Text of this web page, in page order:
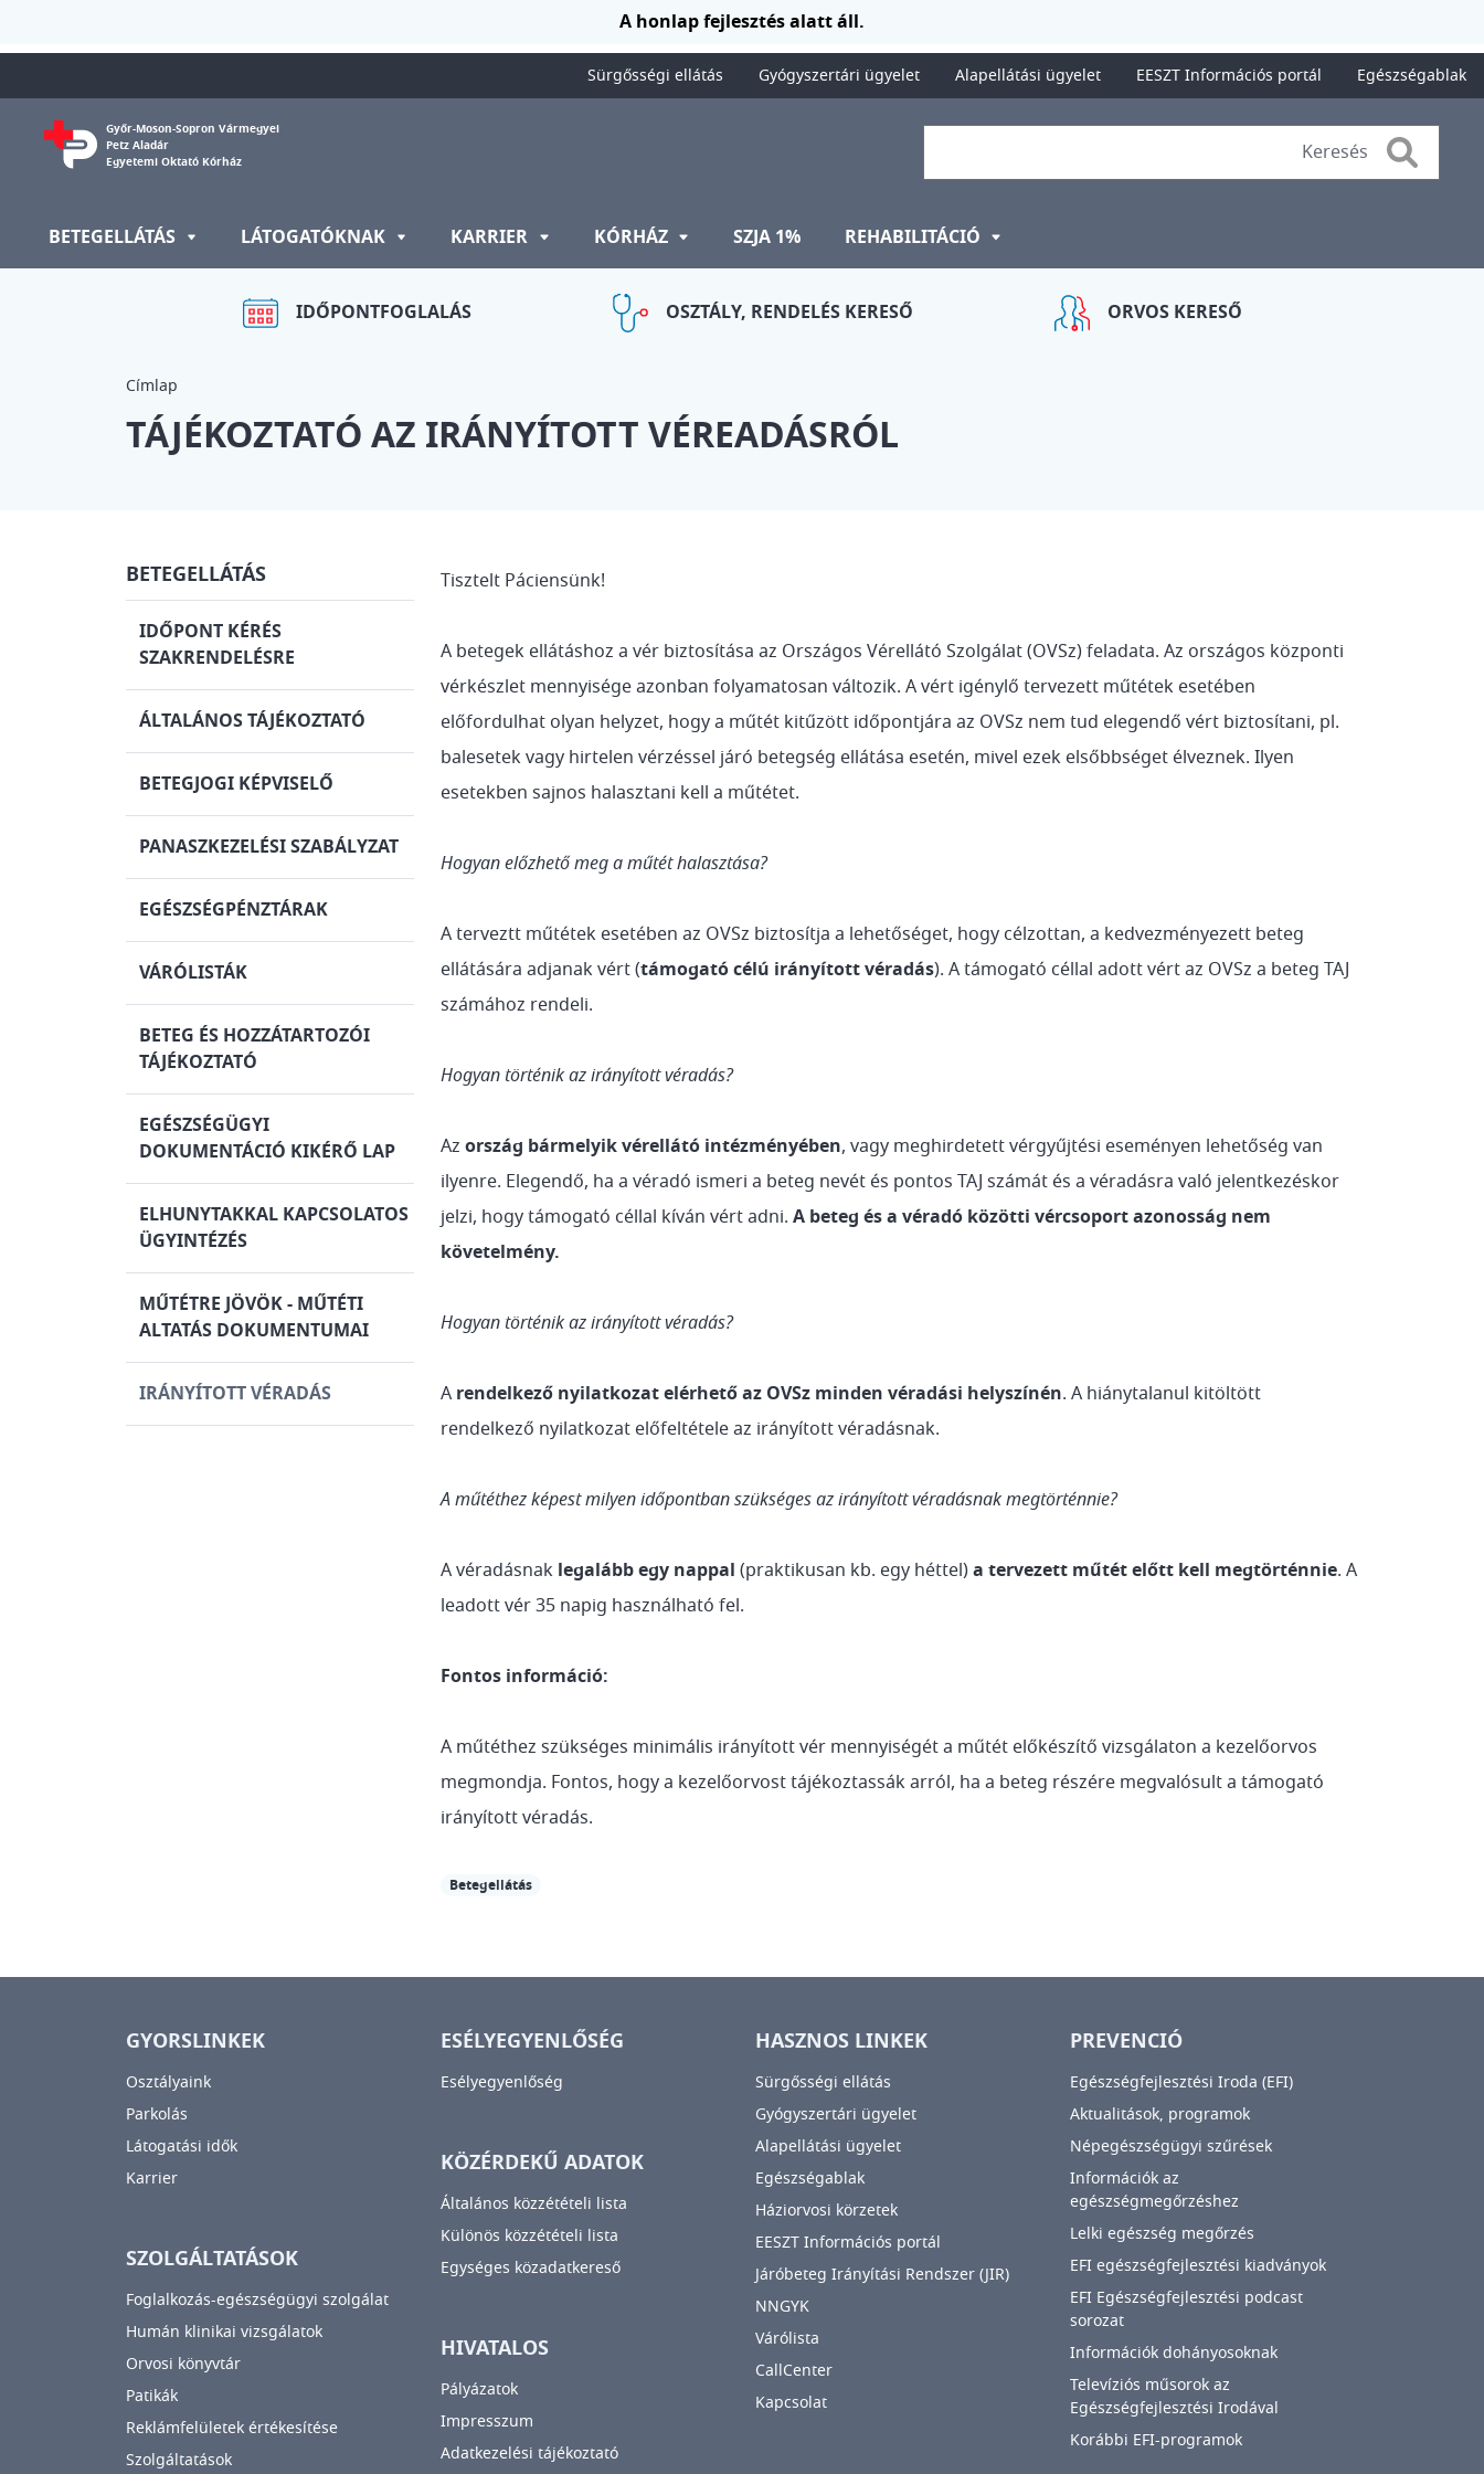
A honlap fejlesztés alatt áll.
Sürgősségi ellátás Gyógyszertári ügyelet Alapellátási ügyelet EESZT Információs portál Egészségablak
Győr-Moson-Sopron Vármegyei
Petz Aladár
Egyetemi Oktató Kórház
Search
BETEGELLÁTÁS LÁTOGATÓKNAK KARRIER KÓRHÁZ SZJA 1% REHABILITÁCIÓ
IDŐPONTFOGLALÁS OSZTÁLY, RENDELÉS KERESŐ ORVOS KERESŐ
Címlap
TÁJÉKOZTATÓ AZ IRÁNYÍTOTT VÉREADÁSRÓL
Tisztelt Páciensünk!
A betegek ellátáshoz a vér biztosítása az Országos Vérellátó Szolgálat (OVSz) feladata. Az országos központi
vérkészlet mennyisége azonban folyamatosan változik. A vért igénylő tervezett műtétek esetében
előfordulhat olyan helyzet, hogy a műtét kitűzött időpontjára az OVSz nem tud elegendő vért biztosítani, pl.
balesetek vagy hirtelen vérzéssel járó betegség ellátása esetén, mivel ezek elsőbbséget élveznek. Ilyen
esetekben sajnos halasztani kell a műtétet.
Hogyan előzhető meg a műtét halasztása?
A terveztt műtétek esetében az OVSz biztosítja a lehetőséget, hogy célzottan, a kedvezményezett beteg
ellátására adjanak vért (támogató célú irányított véradás). A támogató céllal adott vért az OVSz a beteg TAJ
számához rendeli.
Hogyan történik az irányított véradás?
Az ország bármelyik vérellátó intézményében, vagy meghirdetett vérgyűjtési eseményen lehetőség van
ilyenre. Elegendő, ha a véradó ismeri a beteg nevét és pontos TAJ számát és a véradásra való jelentkezéskor
jelzi, hogy támogató céllal kíván vért adni. A beteg és a véradó közötti vércsoport azonosság nem
követelmény.
Hogyan történik az irányított véradás?
A rendelkező nyilatkozat elérhető az OVSz minden véradási helyszínén. A hiánytalanul kitöltött
rendelkező nyilatkozat előfeltétele az irányított véradásnak.
A műtéthez képest milyen időpontban szükséges az irányított véradásnak megtörténnie?
A véradásnak legalább egy nappal (praktikusan kb. egy héttel)a tervezett műtét előtt kell megtörténnie. A
leadott vér 35 napig használható fel.
Fontos információ:
A műtéthez szükséges minimális irányított vér mennyiségét a műtét előkészítő vizsgálaton a kezelőorvos
megmondja. Fontos, hogy a kezelőorvost tájékoztassák arról, ha a beteg részére megvalósult a támogató
irányított véradás.
Betegellátás
BETEGELLÁTÁS
IDŐPONT KÉRÉS
SZAKRENDELÉSRE
ÁLTALÁNOS TÁJÉKOZTATÓ
BETEGJOGI KÉPVISELŐ
PANASZKEZELÉSI SZABÁLYZAT
EGÉSZSÉGPÉNZTÁRAK
VÁRÓLISTÁK
BETEG ÉS HOZZÁTARTOZÓI
TÁJÉKOZTATÓ
EGÉSZSÉGÜGYI
DOKUMENTÁCIÓ KIKÉRŐ LAP
ELHUNYTAKKAL KAPCSOLATOS
ÜGYINTÉZÉS
MŰTÉTRE JÖVÖK - MŰTÉTI
ALTATÁS DOKUMENTUMAI
IRÁNYÍTOTT VÉRADÁS
GYORSLINKEK
Osztályaink
Parkolás
Látogatási idők
Karrier
SZOLGÁLTATÁSOK
Foglalkozás-egészségügyi szolgálat
Humán klinikai vizsgálatok
Orvosi könyvtár
Patikák
Reklámfelületek értékesítése
Szolgáltatások
ESÉLYEGYENLŐSÉG
Esélyegyenlőség
KÖZÉRDEKŰ ADATOK
Általános közzétételi lista
Különös közzétételi lista
Egységes közadatkereső
HIVATALOS
Pályázatok
Impresszum
Adatkezelési tájékoztató
HASZNOS LINKEK
Sürgősségi ellátás
Gyógyszertári ügyelet
Alapellátási ügyelet
Egészségablak
Háziorvosi körzetek
EESZT Információs portál
Járóbeteg Irányítási Rendszer (JIR)
NNGYK
Várólista
CallCenter
Kapcsolat
PREVENCIÓ
Egészségfejlesztési Iroda (EFI)
Aktualitások, programok
Népegészségügyi szűrések
Információk az
egészségmegőrzéshez
Lelki egészség megőrzés
EFI egészségfejlesztési kiadványok
EFI Egészségfejlesztési podcast
sorozat
Információk dohányosoknak
Televíziós műsorok az
Egészségfejlesztési Irodával
Korábbi EFI-programok